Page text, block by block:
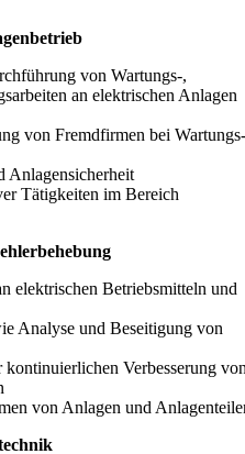
von Wartungs-,
an elektrischen Anlagen
von Fremdfirmen bei Wartungs-
Anlagensicherheit
Tätigkeiten im Bereich
elektrischen Betriebsmitteln und
Analyse und Beseitigung von
Verbesserung
von Anlagen und